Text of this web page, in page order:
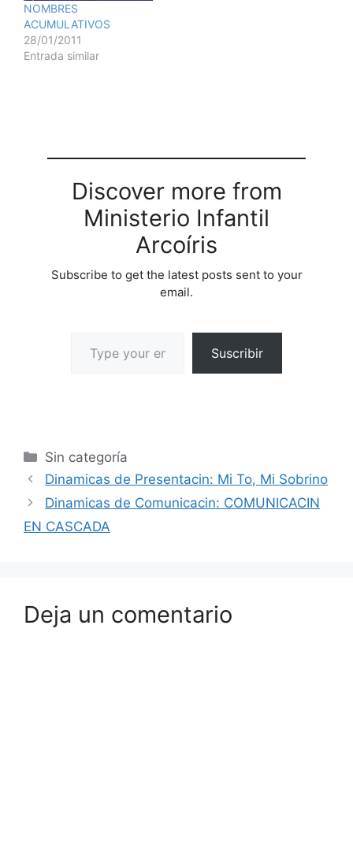
NOMBRES
ACUMULATIVOS
28/01/2011
Entrada similar
Discover more from
Ministerio Infantil
Arcoíris
Subscribe to get the latest posts sent to your
email.
Suscribir
Sin categoría
Dinamicas de Presentacin: Mi To, Mi Sobrino
Dinamicas de Comunicacin: COMUNICACIN
EN CASCADA
Deja un comentario